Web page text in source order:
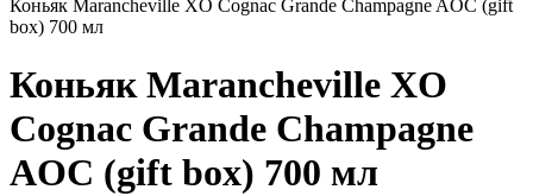
Коньяк Marancheville XO Cognac Grande Champagne AOC (gift
box) 700 мл
Коньяк Marancheville XO
Cognac Grande Champagne
AOC (gift box) 700 мл